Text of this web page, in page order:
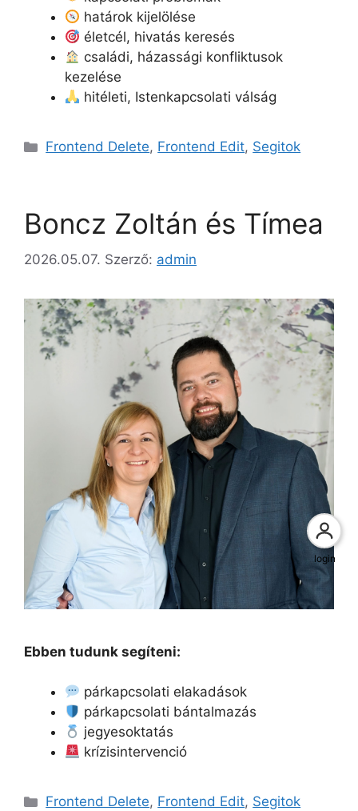
határok kijelölése
életcél, hivatás keresés
családi, házassági konfliktusok
kezelése
hitéleti, Istenkapcsolati válság
Kategória
Frontend Delete, Frontend Edit, Segitok
Boncz Zoltán és Tímea
2026.05.07. Szerző: admin
Ebben tudunk segíteni:
párkapcsolati elakadások
párkapcsolati bántalmazás
jegyesoktatás
krízisintervenció
Kategória
Frontend Delete, Frontend Edit, Segitok
login